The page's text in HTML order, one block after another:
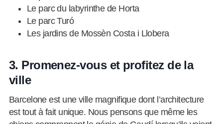
Le parc du labyrinthe de Horta
Le parc Turó
Les jardins de Mossèn Costa i Llobera
3. Promenez-vous et profitez de la
ville
Barcelone est une ville magnifique dont l’architecture
est tout à fait unique. Nous pensons que même les